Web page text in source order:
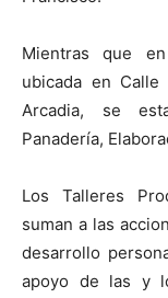
Mientras que
ubicada en
Arcadia, se
Panadería,
Los Talleres
suman a las
desarrollo
apoyo de las y